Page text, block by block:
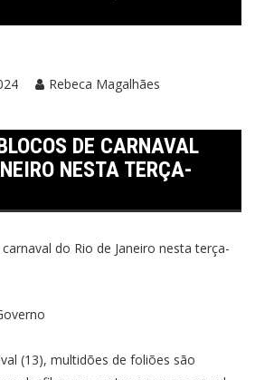
Rebeca Magalhães
DE CARNAVAL
NESTA TERÇA-
(13), multidões de foliões são